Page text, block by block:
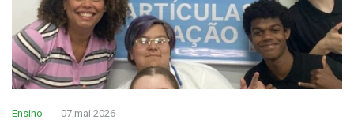
Ensino 07 mai 2026